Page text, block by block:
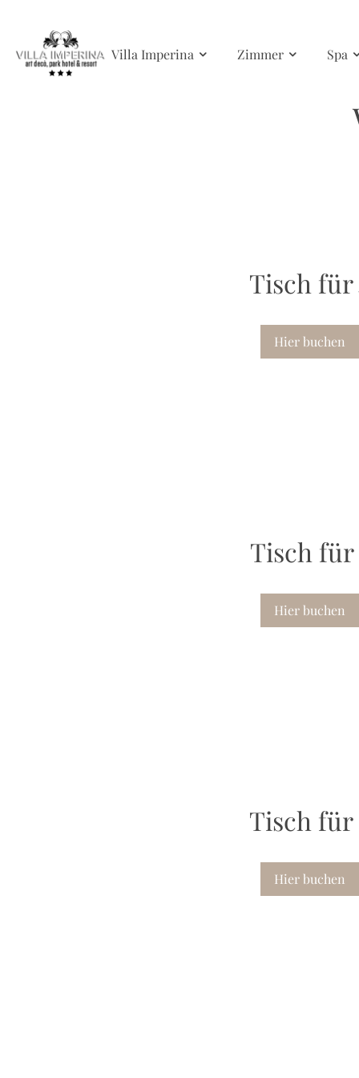
Villa Imperina Zimmer Spa
Tisch für
Hier buchen
Tisch für
Hier buchen
Tisch für
Hier buchen